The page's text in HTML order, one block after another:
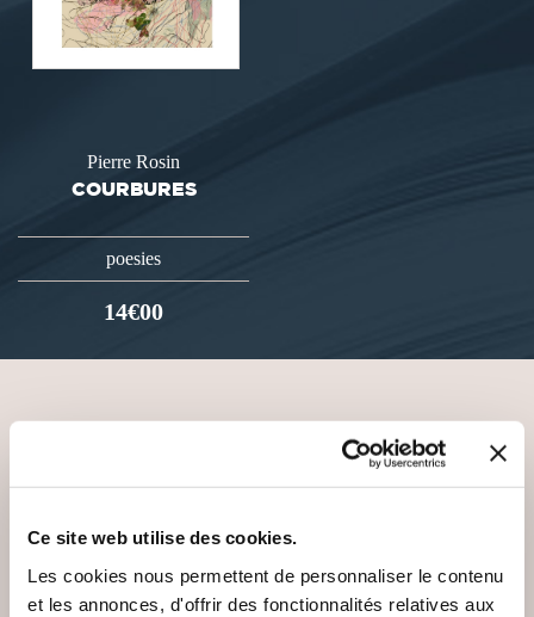
Ce site web utilise des cookies.
Les cookies nous permettent de personnaliser le contenu
et les annonces, d'offrir des fonctionnalités relatives aux
Pierre Rosin
COURBURES
poesies
14€00
VOUS AIMEREZ AUSSI
NEW